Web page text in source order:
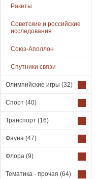
Ракеты
Советские и российские
исследования
Союз-Аполлон
Спутники связи
Олимпийские игры (32)
Спорт (40)
Транспорт (16)
Фауна (47)
Флора (9)
Тематика - прочая (64)